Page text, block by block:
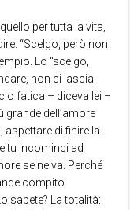
per tutta la vita,
“Scelgo, però non
Lo “scelgo,
non ci lascia
fatica – diceva lei –
grande dell’amore
di finire la
tu incominci ad
se ne va. Perché
compito
sapete? La totalità: